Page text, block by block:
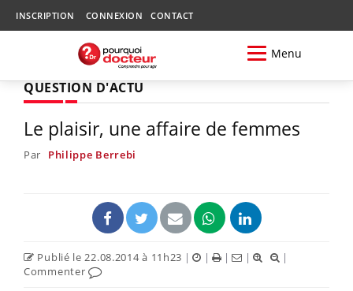
INSCRIPTION CONNEXION CONTACT
Menu
QUESTION D'ACTU
Le plaisir, une affaire de femmes
Par Philippe Berrebi
Publié le 22.08.2014 à 11h23 | | | |
|
Commenter